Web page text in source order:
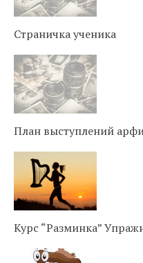
Страничка ученика
План выступлений
Курс “Разминка”